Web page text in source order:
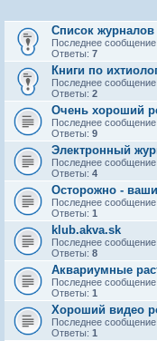
Список журналов
Последнее сообщение
Ответы: 7
Книги по
Последнее сообщение
Ответы: 2
Очень хороший
Последнее сообщение
Ответы: 9
Электронный
Последнее сообщение
Ответы: 4
Осторожно -
Последнее сообщение
Ответы: 1
klub.akva.sk
Последнее сообщение
Ответы: 8
Аквариумные
Последнее сообщение
Ответы: 1
Хороший видео
Последнее сообщение
Ответы: 1